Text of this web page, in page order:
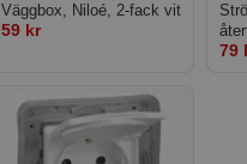
Väggbox, Niloé, 2-fack vit
59 kr
vit
79